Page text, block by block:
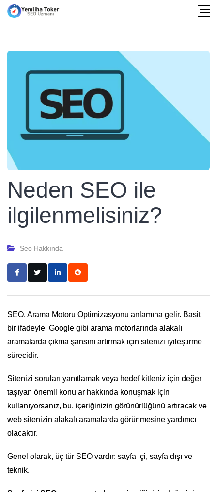
Neden SEO ile
ilgilenmelisiniz?
Seo Hakkında
SEO, Arama Motoru Optimizasyonu anlamına gelir. Basit
bir ifadeyle, Google gibi arama motorlarında alakalı
aramalarda çıkma şansını artırmak için sitenizi iyileştirme
sürecidir.
Sitenizi soruları yanıtlamak veya hedef kitleniz için değer
taşıyan önemli konular hakkında konuşmak için
kullanıyorsanız, bu, içeriğinizin görünürlüğünü artıracak ve
web sitenizin alakalı aramalarda görünmesine yardımcı
olacaktır.
Genel olarak, üç tür SEO vardır: sayfa içi, sayfa dışı ve
teknik.